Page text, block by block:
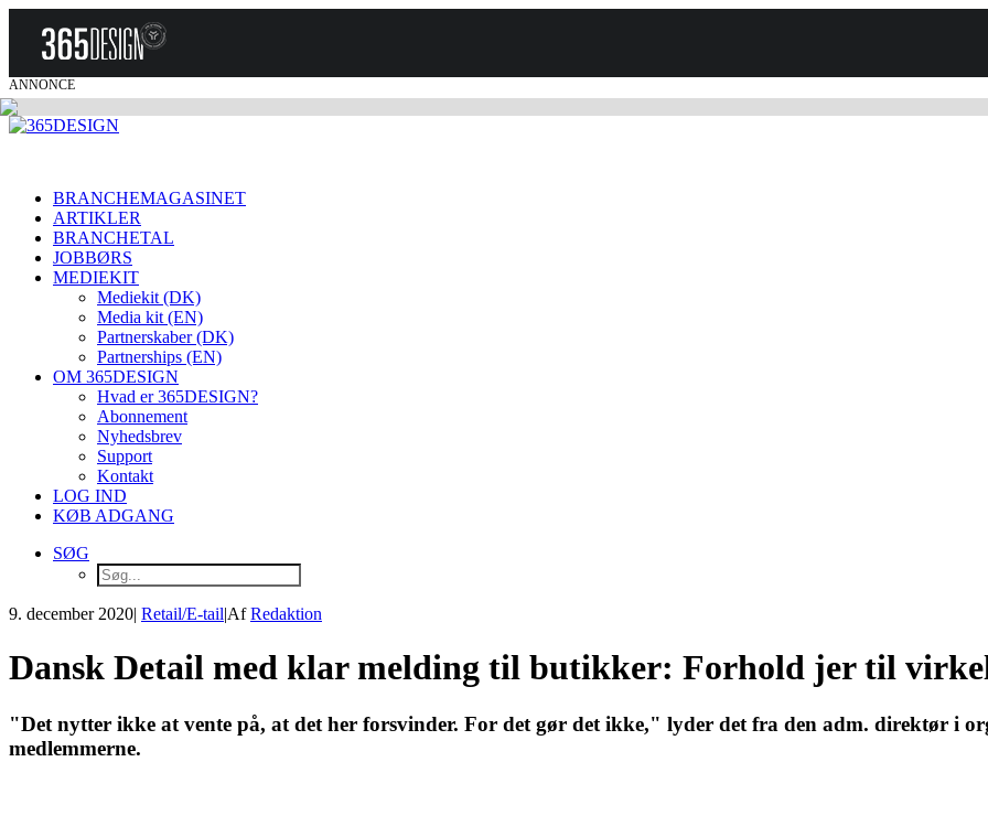
ANNONCE
BRANCHEMAGASINET
ARTIKLER
BRANCHETAL
JOBBØRS
MEDIEKIT
Mediekit (DK)
Media kit (EN)
Partnerskaber (DK)
Partnerships (EN)
OM 365DESIGN
Hvad er 365DESIGN?
Abonnement
Nyhedsbrev
Support
Kontakt
LOG IND
KØB ADGANG
SØG
9. december 2020| Retail/E-tail|AfRedaktion
Dansk Detail med klar melding til butikker: Forhold jer til
"Det nytter ikke at vente på, at det her forsvinder. For det gør det ikke," lyder det fra den adm. direktør i
medlemmerne.